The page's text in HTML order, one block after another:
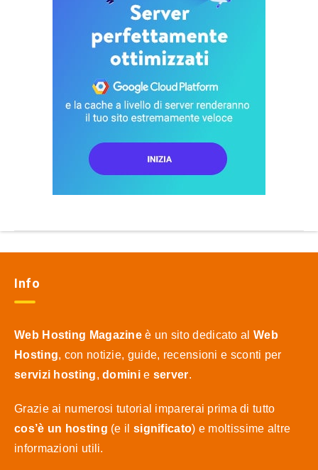
Info
Web Hosting Magazine è un sito dedicato al Web
Hosting, con notizie, guide, recensioni e sconti per
servizi hosting,dominie server.
Grazie ai numerosi tutorial imparerai prima di tutto
cos’è un hosting (e il significato) e moltissime altre
informazioni utili.